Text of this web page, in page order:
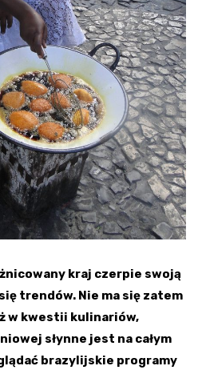
kraj czerpie swoją
trendów. Nie ma się zatem
w kwestii kulinariów,
słynne jest na całym
brazylijskie programy